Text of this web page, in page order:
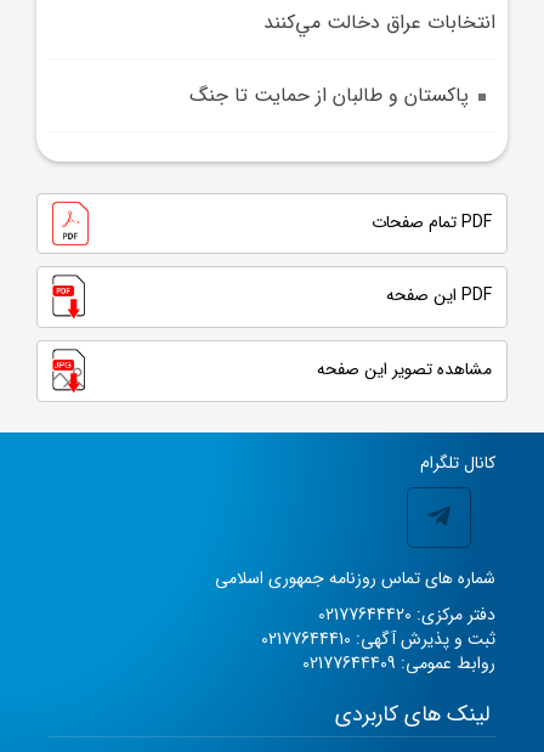
انتخابات عراق دخالت مي‌کنند
پاکستان و طالبان از حمايت تا جنگ
PDF تمام صفحات
PDF این صفحه
مشاهده تصویر این صفحه
کانال تلگرام
شماره های تماس روزنامه جمهوری اسلامی
دفتر مرکزی: 02177644420
ثبت و پذیرش آگهی: 02177644410
روابط عمومی: 02177644409
لینک های کاربردی